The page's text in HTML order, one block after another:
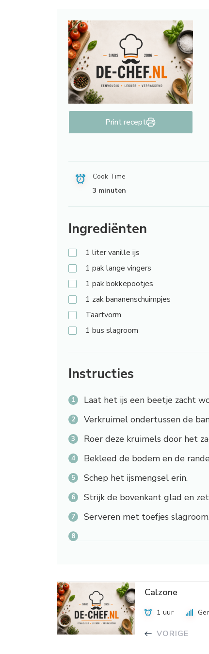
Print recept
Cook Time
3 minuten
Ingrediënten
1 liter vanille ijs
1 pak lange vingers
1 pak bokkepootjes
1 zak bananenschuimpjes
Taartvorm
1 bus slagroom
Instructies
Laat het ijs een beetje zacht
Verkruimel ondertussen de
Roer deze kruimels door het
Bekleed de bodem en de
Schep het ijsmengsel erin.
Strijk de bovenkant glad en
Serveren met toefjes
Calzone
1 uur
VORIGE